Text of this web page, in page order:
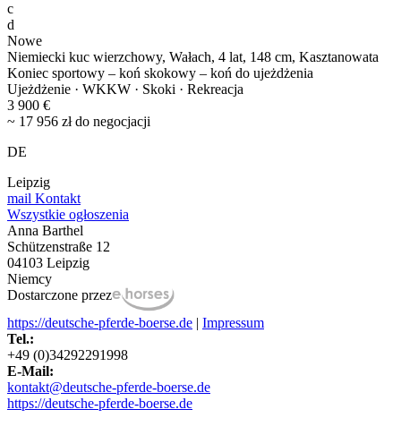
c
d
Nowe
Niemiecki kuc wierzchowy, Wałach, 4 lat, 148 cm, Kasztanowata
Koniec sportowy – koń skokowy – koń do ujeżdżenia
Ujeżdżenie · WKKW · Skoki · Rekreacja
3 900 €
~ 17 956 zł do negocjacji
DE
Leipzig
mail Kontakt
Wszystkie ogłoszenia
Anna Barthel
Schützenstraße 12
04103 Leipzig
Niemcy
Dostarczone przez
https://deutsche-pferde-boerse.de | Impressum
Tel.:
+49 (0)34292291998
E-Mail:
kontakt@deutsche-pferde-boerse.de
https://deutsche-pferde-boerse.de